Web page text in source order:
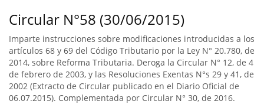
Circular N°58 (30/06/2015)
Imparte instrucciones sobre modificaciones introducidas a los
artículos 68 y 69 del Código Tributario por la Ley N° 20.780, de
2014, sobre Reforma Tributaria. Deroga la Circular N° 12, de 4
de febrero de 2003, y las Resoluciones Exentas N°s 29 y 41, de
2002 (Extracto de Circular publicado en el Diario Oficial de
06.07.2015). Complementada por Circular N° 30, de 2016.